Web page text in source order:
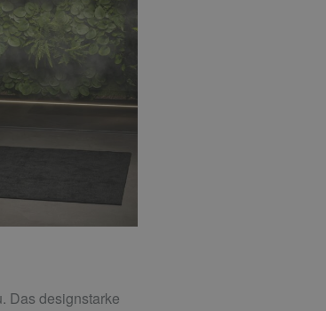
Das designstarke